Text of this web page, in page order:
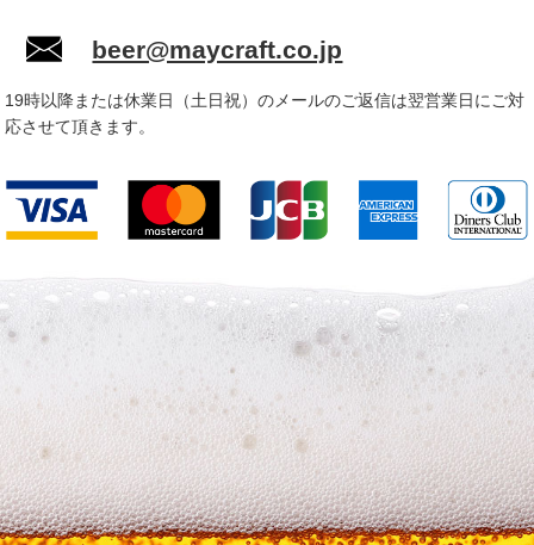
第3条（入会）
1.会員になろうとする者は、本規約を熟読し、内容を理解・承
します。
審査・手続きを経た後に入会を承認します。
3.入会に必要な審査・手続等が完了するまでの間、入会申込を
機能のうち当社が別途定める機能を、この利用規約に基づき利
用することができます。ただし、このことは当社が入会を承認
したこととはみなされません。
4.会員になろうとする者は、第5条（会員情報の取扱い）のとお
り、当社所定の情報（以下「会員情報」といいます）を当サイ
トに提供・登録するものとします。
5.当社は、信用調査機関等に照会することがありますが、会員
になろうとする者は当社のかかる照会について予め同意するも
のとします。
beer@maycraft.co.jp
19時以降または休業日（土日祝）のメールのご返信は翌営業日にご対
応させて頂きます。